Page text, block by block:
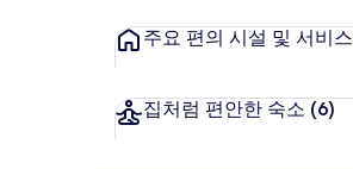
주요 편의 시설 및 서비스
집처럼 편안한 숙소 (6)